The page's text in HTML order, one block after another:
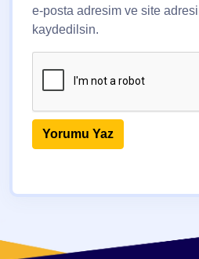
e-posta adresim ve site
kaydedilsin.